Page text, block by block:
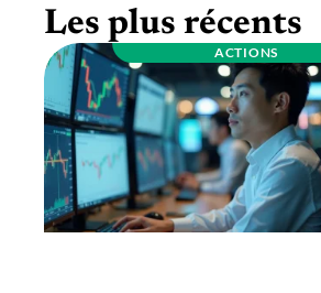
Les plus récents
ACTIONS